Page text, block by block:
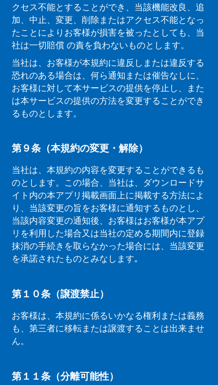
クセス不能とすることができ、当該機能改良、追
加、中止、変更、削除またはアクセス不能となっ
たことによりお客様が損害を被ったとしても、当
社は一切賠償 の責を負わないものとします。
当社は、お客様が本規約に違反しまたは違反する
恐れのある場合は、何ら通知または催告なしに、
お客様に対して本サービスの提供を停止し、また
は本サービスの提供の方法を変更することができ
るものとします。
第９条（本規約の変更・解除）
当社は、本規約の内容を変更することができるも
のとします。この場合、当社は、ダウンロードサ
イト内の本アプリ掲載画面上に掲載する方法によ
り、当該変更の旨をお客様に通知するものとし、
当該内容変更の通知後、お客様はお客様が本アプ
リを利用した場合又は当社の定める期間内に登録
抹消の手続きを取らなかった場合には、当該変更
を承諾されたものとみなします｡
第１０条（譲渡禁止）
お客様は、本規約に係るいかなる権利または義務
も、第三者に移転または譲渡することは出来ませ
ん。
第１１条（分離可能性）